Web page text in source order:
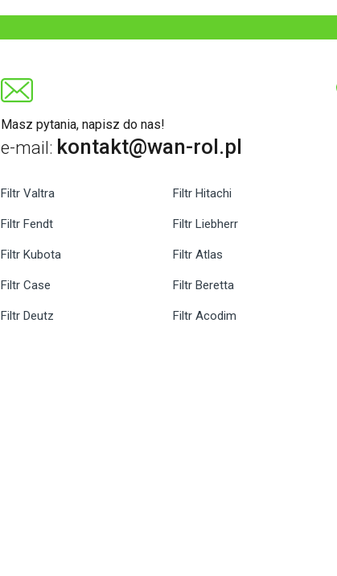
Masz pytania, napisz do nas!
e-mail: kontakt@wan-rol.pl
Filtr Valtra
Filtr Fendt
Filtr Kubota
Filtr Case
Filtr Deutz
Filtr Hitachi
Filtr Liebherr
Filtr Atlas
Filtr Beretta
Filtr Acodim